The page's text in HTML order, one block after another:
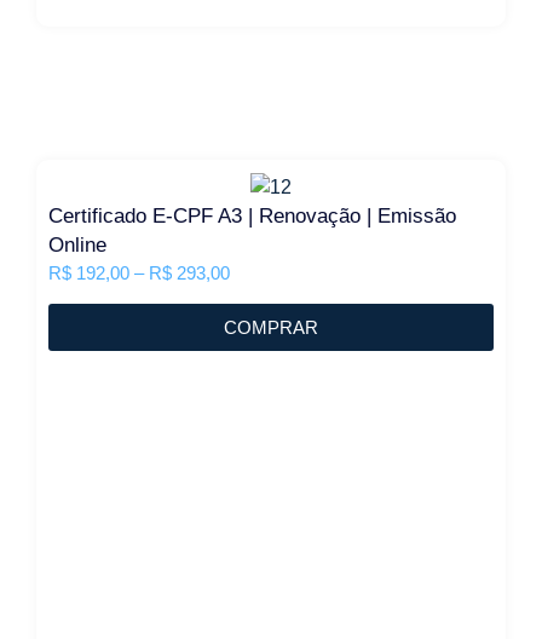
Certificado E-CPF A3 | Renovação | Emissão
Online
R$ 192,00 – R$ 293,00
COMPRAR